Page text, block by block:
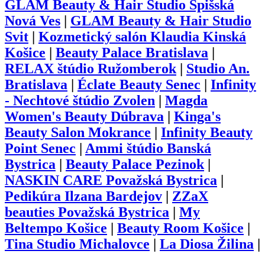
GLAM Beauty & Hair Studio Spišská
Nová Ves
GLAM Beauty & Hair Studio
Svit
Kozmetický salón Klaudia Kinská
Košice
Beauty Palace Bratislava
RELAX štúdio Ružomberok| Studio An.
Bratislava
Éclate Beauty Senec
Infinity
- Nechtové štúdio Zvolen
Magda
Women's Beauty Dúbrava
Kinga's
Beauty Salon Mokrance
Infinity Beauty
Point Senec
Ammi štúdio Banská
Bystrica
Beauty Palace Pezinok|
NASKIN CARE Považská Bystrica
Pedikúra Ilzana Bardejov
ZZaX
beauties Považská Bystrica
My
Beltempo Košice
Beauty Room Košice
Tina Studio Michalovce
La Diosa Žilina